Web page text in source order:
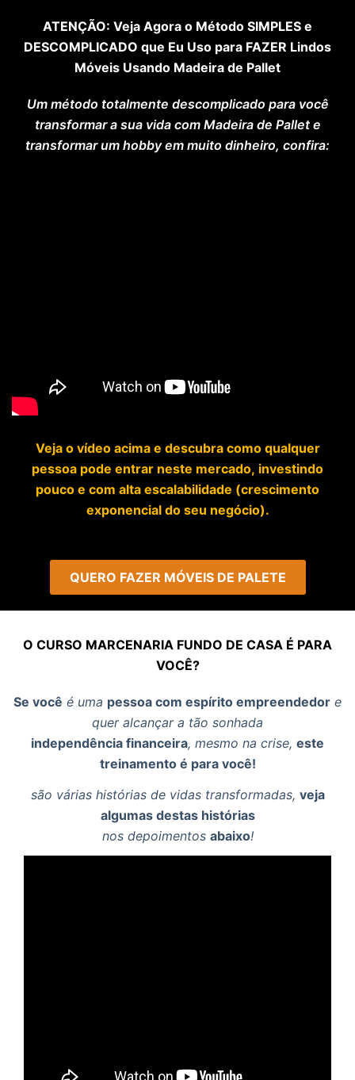
ATENÇÃO: Veja Agora o Método SIMPLES e
DESCOMPLICADO que Eu Uso para FAZER Lindos
Móveis Usando Madeira de Pallet
Um método totalmente descomplicado para você
transformar a sua vida com Madeira de Pallet e
transformar um hobby em muito dinheiro, confira:
Veja o vídeoacima e descubra comoqualquer
pessoa pode entrar neste mercado, investindo
pouco e com alta escalabilidade (crescimento
exponencial do seu negócio).
QUERO FAZER MÓVEIS DE PALETE
O CURSO MARCENARIA FUNDO DE CASA É PARA
VOCÊ?
Se você é uma pessoa com espírito empreendedor e
quer alcançar a tão sonhada
independência financeira, mesmo na crise, este
treinamento é para você!
são várias histórias de vidas transformadas, veja
algumas destas histórias
nos depoimentos abaixo!